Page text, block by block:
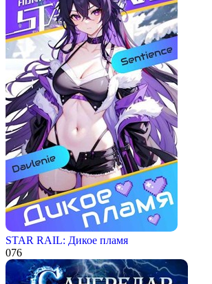
STAR RAIL: Дикое пламя
076